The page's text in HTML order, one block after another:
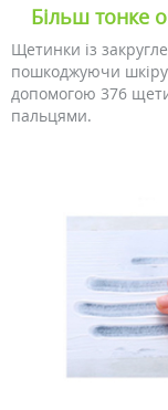
Більш тонке
Щетинки із
пошкоджуючи
допомогою 376
пальцями.